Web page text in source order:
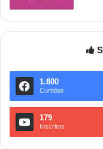
1.800
Curtidas
179
Inscritos